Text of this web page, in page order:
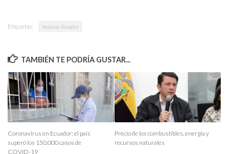
Etiquetas: Noticias Ecuador
TAMBIÉN TE PODRÍA GUSTAR...
Coronavirus en Ecuador: el país
superó los 150.000 casos de
COVID-19
Precio de los combustibles, energía y
recursos naturales